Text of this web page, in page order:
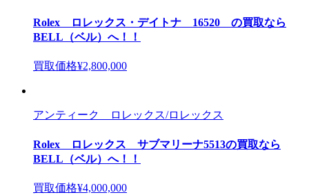
Rolex ロレックス・デイトナ 16520 の買取なら
BELL（ベル）へ！！
買取価格¥2,800,000
アンティーク ロレックス/ロレックス
Rolex ロレックス サブマリーナ5513の買取なら
BELL（ベル）へ！！
買取価格¥4,000,000